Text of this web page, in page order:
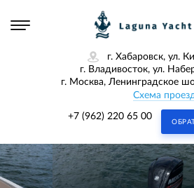
г. Хабаровск, ул.
г. Владивосток, ул.
г. Москва, Ленинградское
Схема
+7 (962) 220 65 00